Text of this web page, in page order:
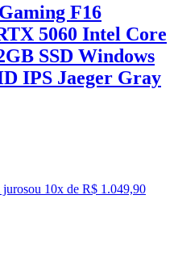
F16
5060 Intel Core
SSD Windows
IPS Jaeger Gray
jurosou 10x de R$ 1.049,90